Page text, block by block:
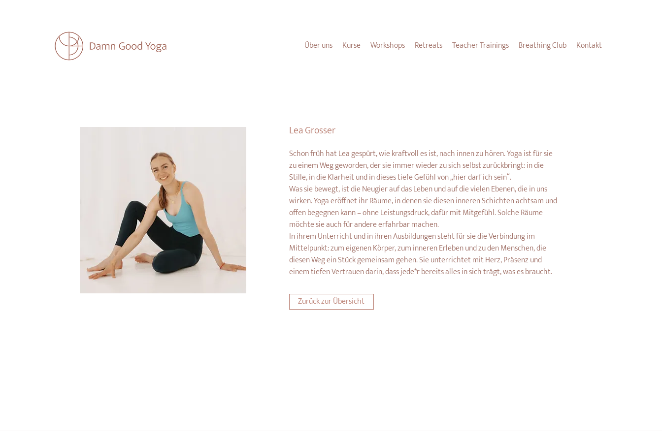
Über uns Kurse Workshops Retreats Teacher Trainings Breathing Club Kontakt
Lea Grosser
Schon früh hat Lea gespürt, wie kraftvoll es ist, nach innen zu hören. Yoga ist für sie
zu einem Weg geworden, der sie immer wieder zu sich selbst zurückbringt: in die
Stille, in die Klarheit und in dieses tiefe Gefühl von „hier darf ich sein“.
Was sie bewegt, ist die Neugier auf das Leben und auf die vielen Ebenen, die in uns
wirken. Yoga eröffnet ihr Räume, in denen sie diesen inneren Schichten achtsam und
offen begegnen kann – ohne Leistungsdruck, dafür mit Mitgefühl. Solche Räume
möchte sie auch für andere erfahrbar machen.
In ihrem Unterricht und in ihren Ausbildungen steht für sie die Verbindung im
Mittelpunkt: zum eigenen Körper, zum inneren Erleben und zu den Menschen, die
diesen Weg ein Stück gemeinsam gehen. Sie unterrichtet mit Herz, Präsenz und
einem tiefen Vertrauen darin, dass jede*r bereits alles in sich trägt, was es braucht.
Zurück zur Übersicht